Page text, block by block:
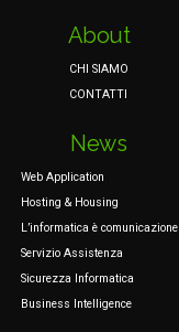
About
CHI SIAMO
CONTATTI
News
Web Application
Hosting & Housing
L’informatica è comunicazione
Servizio Assistenza
Sicurezza Informatica
Business Intelligence